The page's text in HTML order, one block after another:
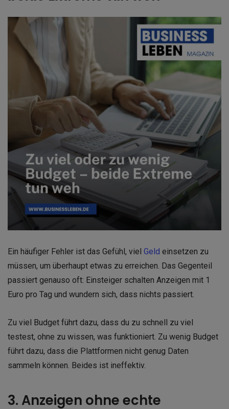
Ein häufiger Fehler ist das Gefühl, viel Geld einsetzen zu
müssen, um überhaupt etwas zu erreichen. Das Gegenteil
passiert genauso oft: Einsteiger schalten Anzeigen mit 1
Euro pro Tag und wundern sich, dass nichts passiert.
Zu viel Budget führt dazu, dass du zu schnell zu viel
testest, ohne zu wissen, was funktioniert. Zu wenig Budget
führt dazu, dass die Plattformen nicht genug Daten
sammeln können. Beides ist ineffektiv.
3. Anzeigen ohne echte